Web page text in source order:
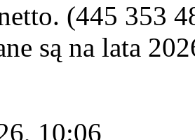
(445 353
są na lata
10:06